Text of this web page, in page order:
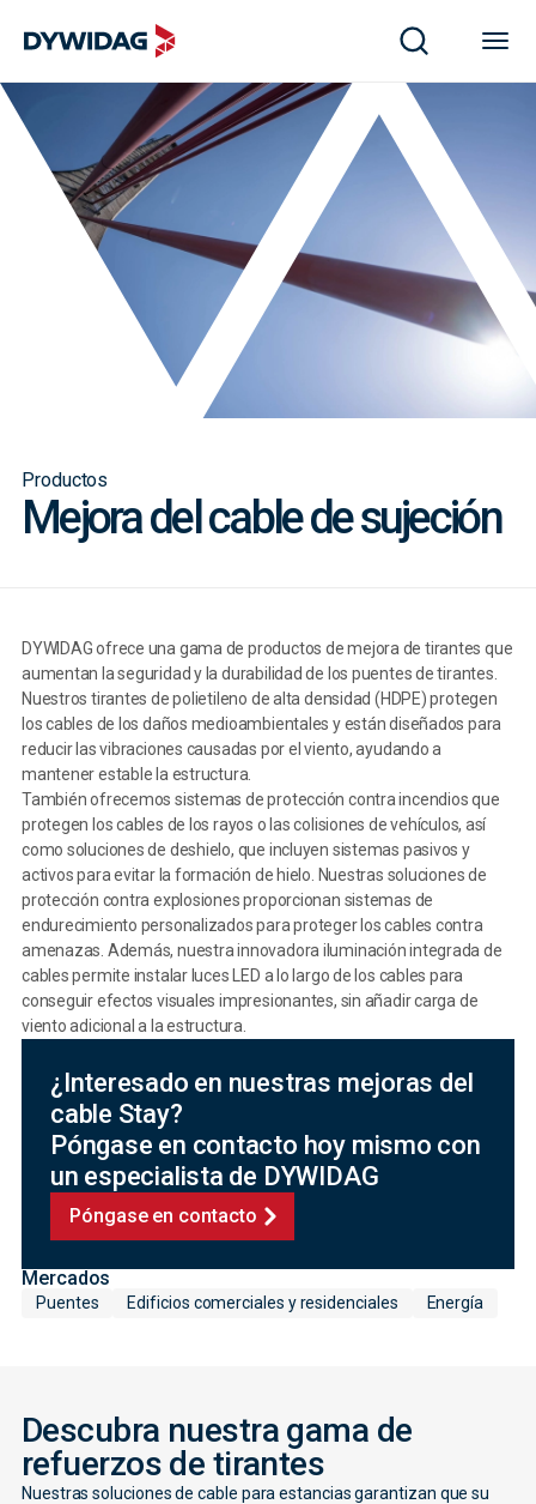
Productos
Mejora del cable de sujeción
DYWIDAG ofrece una gama de productos de mejora de tirantes que
aumentan la seguridad y la durabilidad de los puentes de tirantes.
Nuestros tirantes de polietileno de alta densidad (HDPE) protegen
los cables de los daños medioambientales y están diseñados para
reducir las vibraciones causadas por el viento, ayudando a
mantener estable la estructura.
También ofrecemos sistemas de protección contra incendios que
protegen los cables de los rayos o las colisiones de vehículos, así
como soluciones de deshielo, que incluyen sistemas pasivos y
activos para evitar la formación de hielo. Nuestras soluciones de
protección contra explosiones proporcionan sistemas de
endurecimiento personalizados para proteger los cables contra
amenazas. Además, nuestra innovadora iluminación integrada de
cables permite instalar luces LED a lo largo de los cables para
conseguir efectos visuales impresionantes, sin añadir carga de
viento adicional a la estructura.
¿Interesado en nuestras mejoras del
cable Stay?
Póngase en contacto hoy mismo con
un especialista de DYWIDAG
Póngase en contacto
Mercados
Puentes Edificios comerciales y residenciales Energía
Descubra nuestra gama de
refuerzos de tirantes
Nuestras soluciones de cable para estancias garantizan que su